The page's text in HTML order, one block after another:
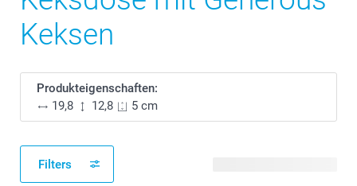
Keksen
Produkteigenschaften:
19,8
12,8 5 cm
Filters